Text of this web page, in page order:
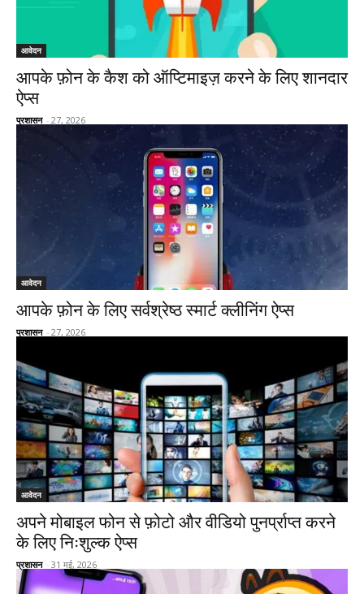
आवेदन
आपके फ़ोन के कैश को ऑप्टिमाइज़ करने के लिए शानदार
ऐप्स
प्रशासन - 27, 2026
आवेदन
आपके फ़ोन के लिए सर्वश्रेष्ठ स्मार्ट क्लीनिंग ऐप्स
प्रशासन - 27, 2026
आवेदन
अपने मोबाइल फोन से फ़ोटो और वीडियो पुनर्प्राप्त करने
के लिए निःशुल्क ऐप्स
प्रशासन - 31 मई, 2026